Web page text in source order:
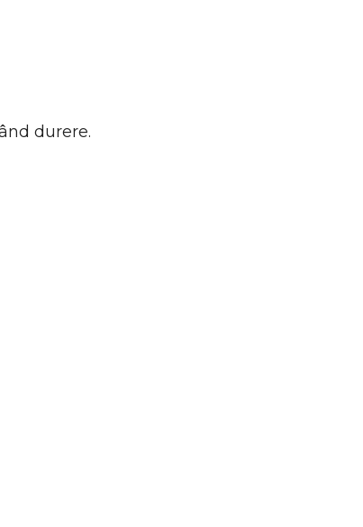
durere.